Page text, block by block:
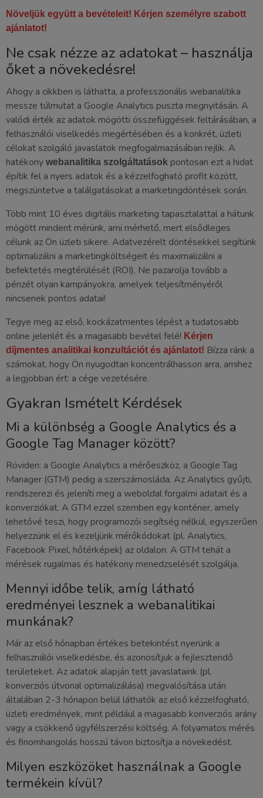
Növeljük együtt a bevételeit! Kérjen személyre szabott
ajánlatot!
Ne csak nézze az adatokat – használja
őket a növekedésre!
Ahogy a cikkben is láthatta, a professzionális webanalitika
messze túlmutat a Google Analytics puszta megnyitásán. A
valódi érték az adatok mögötti összefüggések feltárásában, a
felhasználói viselkedés megértésében és a konkrét, üzleti
célokat szolgáló javaslatok megfogalmazásában rejlik. A
hatékony webanalitika szolgáltatások pontosan ezt a hidat
építik fel a nyers adatok és a kézzelfogható profit között,
megszüntetve a találgatásokat a marketingdöntések során.
Több mint 10 éves digitális marketing tapasztalattal a hátunk
mögött mindent mérünk, ami mérhető, mert elsődleges
célunk az Ön üzleti sikere. Adatvezérelt döntésekkel segítünk
optimalizálni a marketingköltségeit és maximalizálni a
befektetés megtérülését (ROI). Ne pazarolja tovább a
pénzét olyan kampányokra, amelyek teljesítményéről
nincsenek pontos adatai!
Tegye meg az első, kockázatmentes lépést a tudatosabb
online jelenlét és a magasabb bevétel felé! Kérjen
díjmentes analitikai konzultációt és ajánlatot! Bízza ránk a
számokat, hogy Ön nyugodtan koncentrálhasson arra, amihez
a legjobban ért: a cége vezetésére.
Gyakran Ismételt Kérdések
Mi a különbség a Google Analytics és a
Google Tag Manager között?
Röviden: a Google Analytics a mérőeszköz, a Google Tag
Manager (GTM) pedig a szerszámosláda. Az Analytics gyűjti,
rendszerezi és jeleníti meg a weboldal forgalmi adatait és a
konverziókat. A GTM ezzel szemben egy konténer, amely
lehetővé teszi, hogy programozói segítség nélkül, egyszerűen
helyezzünk el és kezeljünk mérőkódokat (pl. Analytics,
Facebook Pixel, hőtérképek) az oldalon. A GTM tehát a
mérések rugalmas és hatékony menedzselését szolgálja.
Mennyi időbe telik, amíg látható
eredményei lesznek a webanalitikai
munkának?
Már az első hónapban értékes betekintést nyerünk a
felhasználói viselkedésbe, és azonosítjuk a fejlesztendő
területeket. Az adatok alapján tett javaslataink (pl.
konverziós útvonal optimalizálása) megvalósítása után
általában 2-3 hónapon belül láthatók az első kézzelfogható,
üzleti eredmények, mint például a magasabb konverziós arány
vagy a csökkenő ügyfélszerzési költség. A folyamatos mérés
és finomhangolás hosszú távon biztosítja a növekedést.
Milyen eszközöket használnak a Google
termékein kívül?